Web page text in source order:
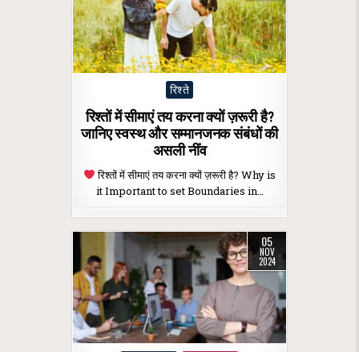
Posted
रिश्ते
रिश्तों में सीमाएं तय करना क्यों ज़रूरी है?
जानिए स्वस्थ और सम्मानजनक संबंधों की
असली नींव
रिश्तों में सीमाएं तय करना क्यों ज़रूरी है? Why is
it Important to set Boundaries in…
05
NOV
2024